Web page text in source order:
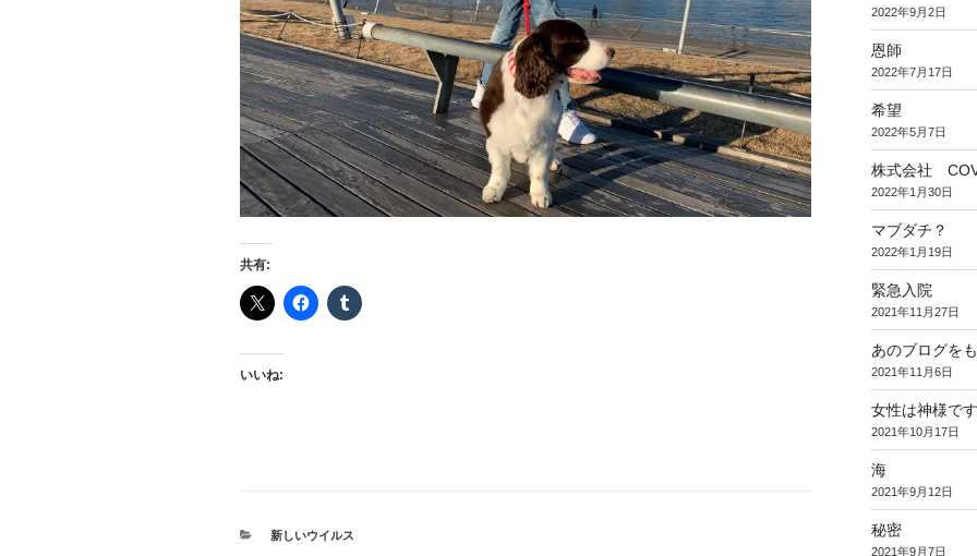
共有:
いいね:
カ
新しいウイルス
2022年9月2日
恩師
2022年7月17日
希望
2022年5月7日
株式会社
2022年1月30日
マブダチ？
2022年1月19日
緊急入院
2021年11月27日
あのブログを
2021年11月6日
女性は神様です
2021年10月17日
海
2021年9月12日
秘密
2021年9月7日